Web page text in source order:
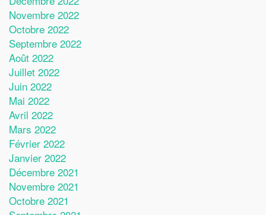
Novembre 2022
Octobre 2022
Septembre 2022
Août 2022
Juillet 2022
Juin 2022
Mai 2022
Avril 2022
Mars 2022
Février 2022
Janvier 2022
Décembre 2021
Novembre 2021
Octobre 2021